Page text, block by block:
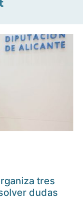
tres
dudas